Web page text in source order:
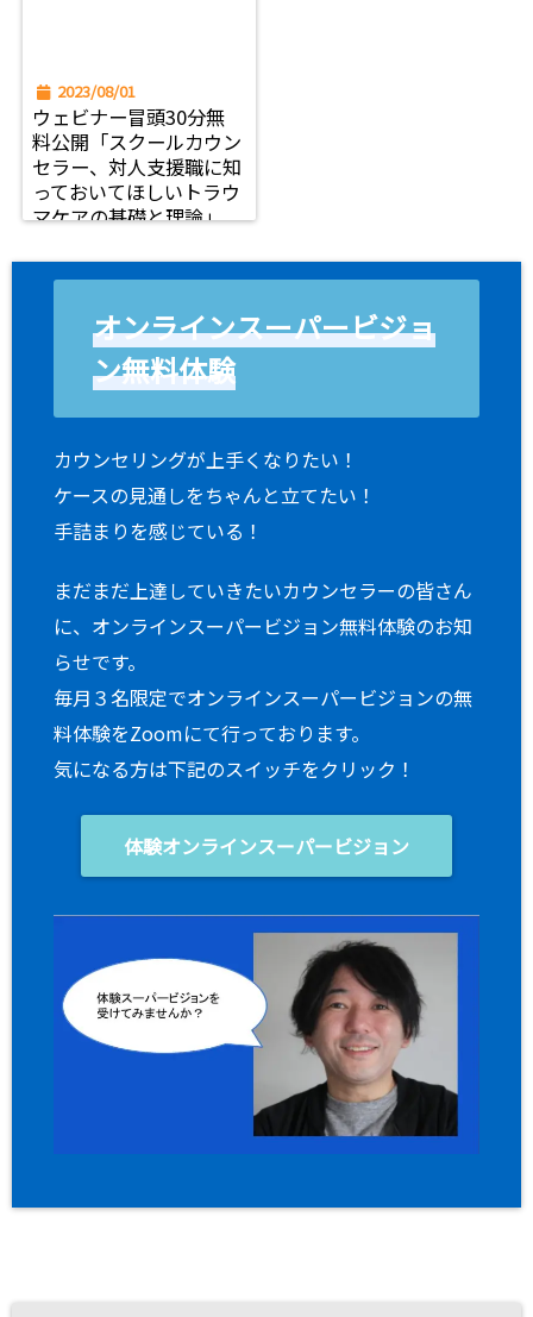
2023/08/01
ウェビナー冒頭30分無
料公開「スクールカウン
セラー、対人支援職に知
っておいてほしいトラウ
マケアの基礎と理論」
オンラインスーパービジョ
ン無料体験
カウンセリングが上手くなりたい！
ケースの見通しをちゃんと立てたい！
手詰まりを感じている！
まだまだ上達していきたいカウンセラーの皆さん
に、オンラインスーパービジョン無料体験のお知
らせです。
毎月３名限定でオンラインスーパービジョンの無
料体験をZoomにて行っております。
気になる方は下記のスイッチをクリック！
体験オンラインスーパービジョン